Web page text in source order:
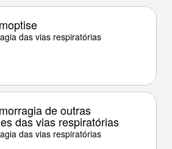
das vias respiratórias
de outras
das vias respiratórias
das vias respiratórias